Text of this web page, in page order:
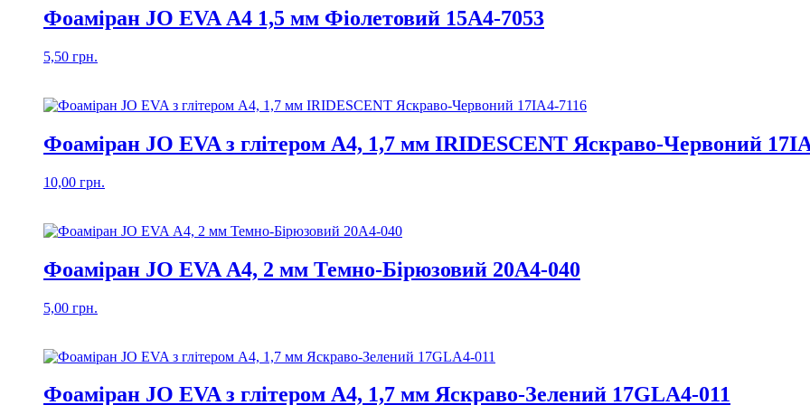
Фоаміран JO EVA А4 1,5 мм Фіолетовий 15А4-7053
5,50 грн.
Фоаміран JO EVA з глітером А4, 1,7 мм IRIDESCENT Яскраво-Червоний
10,00 грн.
Фоаміран JO EVA А4, 2 мм Темно-Бірюзовий 20А4-040
5,00 грн.
Фоаміран JO EVA з глітером А4, 1,7 мм Яскраво-Зелений 17GLA4-011